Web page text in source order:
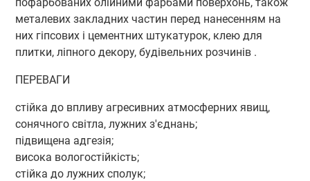
металевих закладних частин перед нанесенням на
них гіпсових і цементних штукатурок, клею для
плитки, ліпного декору, будівельних розчинів .
ПЕРЕВАГИ
стійка до впливу агресивних атмосферних явищ,
сонячного світла, лужних з'єднань;
підвищена адгезія;
висока вологостійкість;
стійка до лужних сполук;